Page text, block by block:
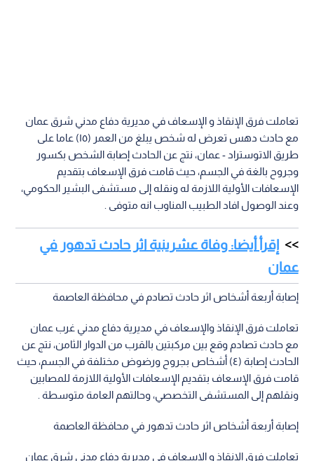
تعاملت فرق الإنقاذ و الإسعاف في مديرية دفاع مدني شرق عمان
مع حادث دهس تعرض له شخص يبلغ من العمر (١٥) عاما على
طريق الاتوستراد - عمان، نتج عن الحادث إصابة الشخص بكسور
وجروح بالغة في الجسم، حيث قامت فرق الإسعاف بتقديم
الإسعافات الأولية اللازمة له ونقله إلى مستشفى البشير الحكومي،
وعند الوصول افاد الطبيب المناوب انه متوفى .
إقرأ أيضا: وفاة عشرينية اثر حادث تدهور في
عمان
إصابة أربعة أشخاص اثر حادث تصادم في محافظة العاصمة
تعاملت فرق الإنقاذ والإسعاف في مديرية دفاع مدني غرب عمان
مع حادث تصادم وقع بين مركبتين بالقرب من الدوار الثامن، نتج عن
الحادث إصابة (٤) أشخاص بجروح ورضوض مختلفة في الجسم، حيث
قامت فرق الإسعاف بتقديم الإسعافات الأولية اللازمة للمصابين
ونقلهم إلى المستشفى التخصصي، وحالتهم العامة متوسطة .
إصابة أربعة أشخاص اثر حادث تدهور في محافظة العاصمة
تعاملت فرق الإنقاذ و الإسعاف في مديرية دفاع مدني شرق عمان